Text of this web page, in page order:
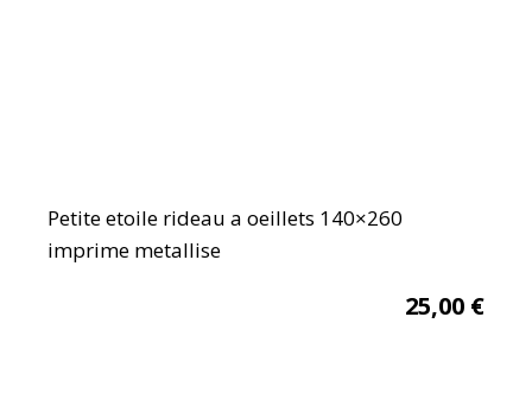
Petite etoile rideau a oeillets 140×260
imprime metallise
25,00 €